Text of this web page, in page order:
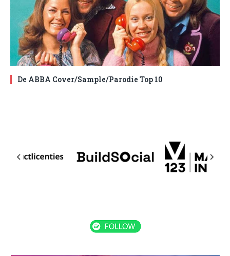
De ABBA Cover/Sample/Parodie Top 10